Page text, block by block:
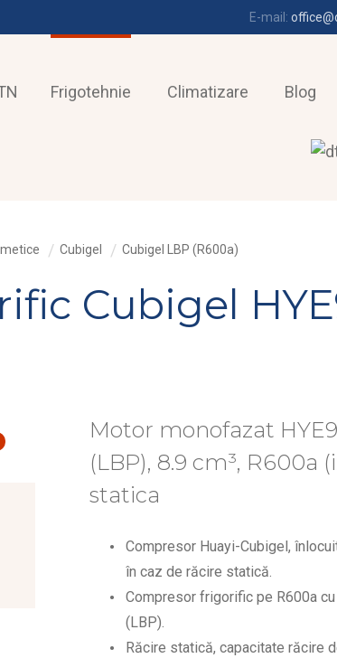
E-mail:
Frigotehnie Climatizare Blog
Cubigel Cubigel LBP (R600a)
Cubigel
Motor monofazat
(LBP), 8.9 cm³, R600a
statica
Compresor Huayi-Cubigel,
în caz de răcire statică.
Compresor frigorific pe R600a
(LBP).
Răcire statică, capacitate răcire